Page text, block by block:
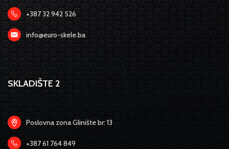
+387 32 942 526
info@euro-skele.ba
SKLADIŠTE 2
Poslovna zona Glinište br: 13
+387 61 764 849